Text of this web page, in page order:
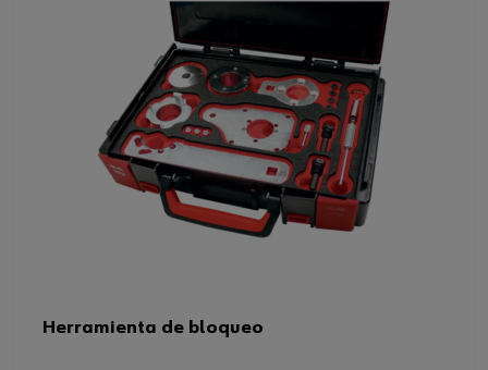
Herramienta de bloqueo